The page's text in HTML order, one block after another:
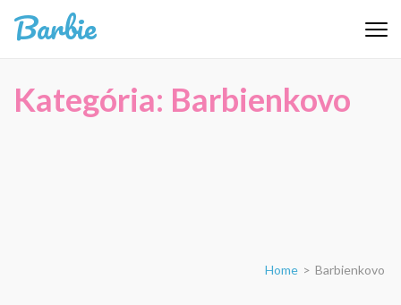
Enter)
Barbie
Kategória: Barbienkovo
Home > Barbienkovo